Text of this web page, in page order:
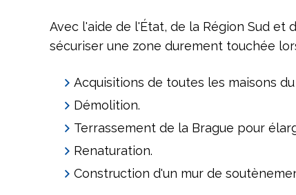
Avec l'aide de l'État, de la Région Sud
sécuriser une zone durement touchée
Acquisitions de toutes les maisons
Démolition.
Terrassement de la Brague pour
Renaturation.
Construction d'un mur de